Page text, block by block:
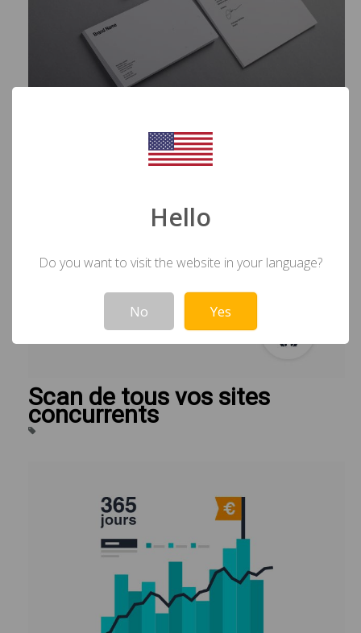
Scan de tous vos sites
concurrents
Hello
Do you want to visit the website in your language?
No Yes